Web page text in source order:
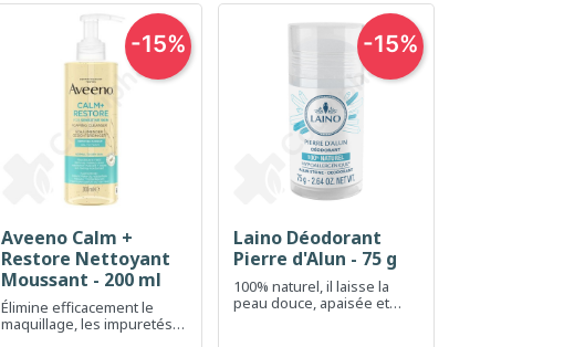
Aperçu rapide
Aveeno Calm +
Restore Nettoyant
Moussant - 200 ml
Élimine efficacement le
maquillage, les impuretés
-15%
Aperçu rapide
Laino Déodorant
Pierre d'Alun - 75 g
100% naturel, il laisse la
peau douce, apaisée et
-15%